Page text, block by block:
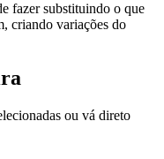
fazer substituindo o que
criando variações do
ou vá direto